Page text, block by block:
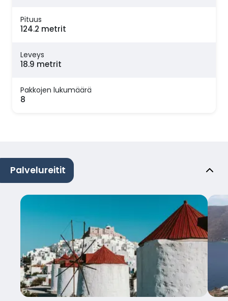
Pituus
124.2 metrit
Leveys
18.9 metrit
Pakkojen lukumäärä
8
Palvelureitit